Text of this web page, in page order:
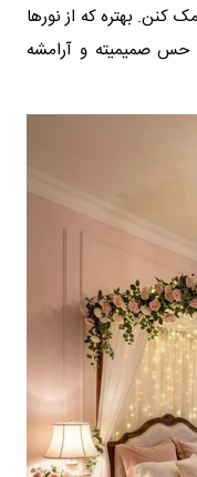
کنن. بهتره که از نورها
حس صمیمیته و آرامشه